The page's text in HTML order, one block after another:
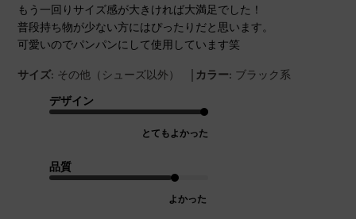
もう一回りサイズ感が大きければ大満足でした！
普段持ち物が少ない方にはぴったりだと思います。
可愛いのでパンパンにして使用しています笑
サイズ: その他（シューズ以外） | カラー: ブラック系
デザイン
とてもよかった
品質
よかった